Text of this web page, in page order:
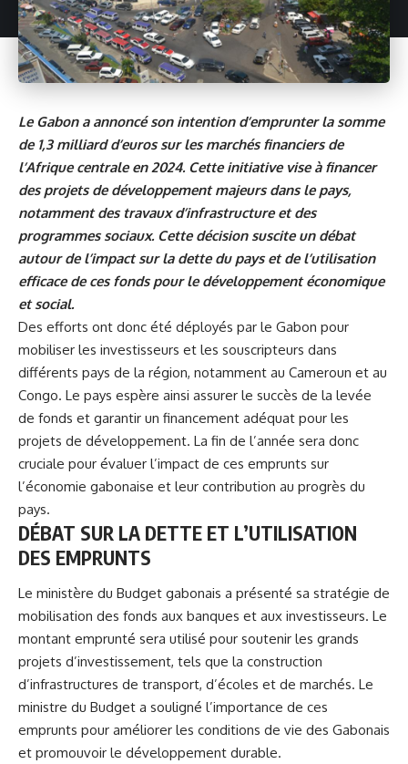
Le Gabon a annoncé son intention d’emprunter la somme
de 1,3 milliard d’euros sur les marchés financiers de
l’Afrique centrale en 2024. Cette initiative vise à financer
des projets de développement majeurs dans le pays,
notamment des travaux d’infrastructure et des
programmes sociaux. Cette décision suscite un débat
autour de l’impact sur la dette du pays et de l’utilisation
efficace de ces fonds pour le développement économique
et social.
Des efforts ont donc été déployés par le Gabon pour
mobiliser les investisseurs et les souscripteurs dans
différents pays de la région, notamment au Cameroun et au
Congo. Le pays espère ainsi assurer le succès de la levée
de fonds et garantir un financement adéquat pour les
projets de développement. La fin de l’année sera donc
cruciale pour évaluer l’impact de ces emprunts sur
l’économie gabonaise et leur contribution au progrès du
pays.
DÉBAT SUR LA DETTE ET L’UTILISATION
DES EMPRUNTS
Le ministère du Budget gabonais a présenté sa stratégie de
mobilisation des fonds aux banques et aux investisseurs. Le
montant emprunté sera utilisé pour soutenir les grands
projets d’investissement, tels que la construction
d’infrastructures de transport, d’écoles et de marchés. Le
ministre du Budget a souligné l’importance de ces
emprunts pour améliorer les conditions de vie des Gabonais
et promouvoir le développement durable.